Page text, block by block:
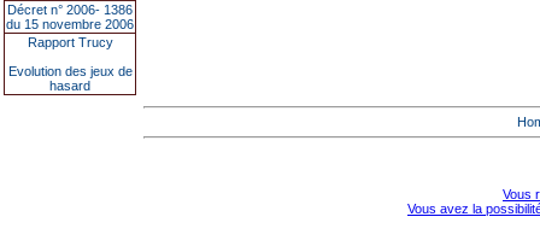
Décret n° 2006- 1386
du 15 novembre 2006
Rapport Trucy
Evolution des jeux de
hasard
Vous
Vous avez la